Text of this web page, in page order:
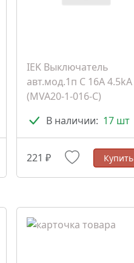
IEK Выключатель
авт.мод.1п C 16А 4.5kA
(MVA20-1-016-C)
В наличии: 17 шт
221 ₽ Купить